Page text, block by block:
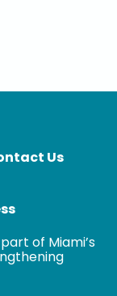
Us
of Miami’s